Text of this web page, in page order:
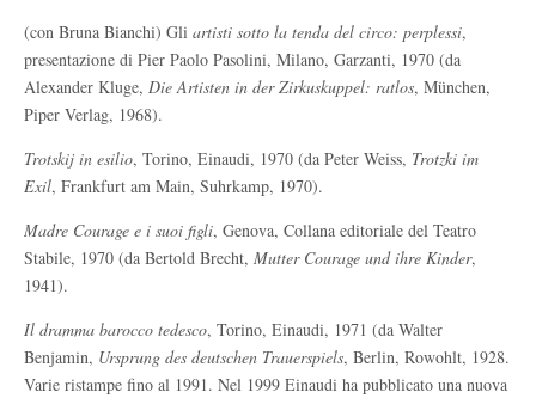
(con Bruna Bianchi) Gli artisti sotto la tenda del circo: perplessi,
presentazione di Pier Paolo Pasolini, Milano, Garzanti, 1970 (da
Alexander Kluge, Die Artisten in der Zirkuskuppel: ratlos, München,
Piper Verlag, 1968).
Trotskij in esilio, Torino, Einaudi, 1970 (da Peter Weiss, Trotzki im
Exil, Frankfurt am Main, Suhrkamp, 1970).
Madre Courage e i suoi figli, Genova, Collana editoriale del Teatro
Stabile, 1970 (da Bertold Brecht, Mutter Courage und ihre Kinder,
1941).
Il dramma barocco tedesco, Torino, Einaudi, 1971 (da Walter
Benjamin, Ursprung des deutschen Trauerspiels, Berlin, Rowohlt, 1928.
Varie ristampe fino al 1991. Nel 1999 Einaudi ha pubblicato una nuova